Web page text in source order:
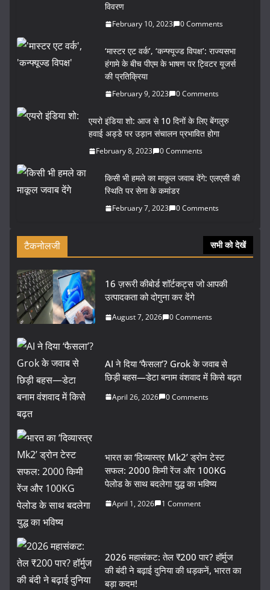
विवरण
February 10, 2023 0 Comments
‘मास्टर एट वर्क’, ‘कन्फ्यूज्ड विपक्ष’: राज्यसभा
हंगामे के बीच पीएम के भाषण पर ट्विटर यूजर्स
की प्रतिक्रिया
February 9, 2023 0 Comments
एयरो इंडिया शो: आज से 10 दिनों के लिए बेंगलुरु
हवाई अड्डे पर उड़ान संचालन प्रभावित होगा
February 8, 2023 0 Comments
किसी भी हमले का माकूल जवाब देंगे: एलएसी की
स्थिति पर सेना के कमांडर
February 7, 2023 0 Comments
टैकनोलजी सभी को देखें
16 ज़रूरी कीबोर्ड शॉर्टकट्स जो आपकी
उत्पादकता को दोगुना कर देंगे
August 7, 2026 0 Comments
AI ने दिया ‘फैसला’? Grok के जवाब से
छिड़ी बहस—डेटा बनाम वंशवाद में किसे बढ़त
April 26, 2026 0 Comments
भारत का ‘दिव्यास्त्र Mk2’ ड्रोन टेस्ट
सफल: 2000 किमी रेंज और 100KG
पेलोड के साथ बदलेगा युद्ध का भविष्य
April 1, 2026 1 Comment
2026 महासंकट: तेल ₹200 पार? हॉर्मुज
की बंदी ने बढ़ाई दुनिया की धड़कनें, भारत का
बड़ा कदम!